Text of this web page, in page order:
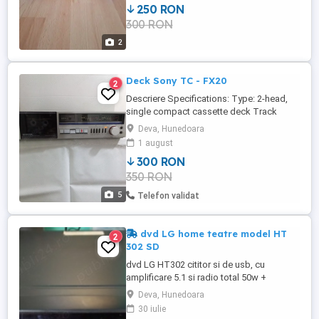
2
250 RON
300 RON
5
2 Deck Sony TC - FX20
Descriere Specifications: Type: 2-head,
single compact cassette deck Track
System: 4-track, 2-channel stereo Tape
Speed: 4.8 cm s Heads: 1 x record
playback, 1 x erase Tape Type: type I,
FeCr, CrO2, Metal Noise Reduction: B, C
Frequency Response: 20Hz to 17kHz
(Metal tape) Signal to Noise Ratio: 71dB ...
Deva, Hunedoara
1 august
300 RON
350 RON
Telefon validat
2
dvd LG home teatre model HT
302 SD
dvd LG HT302 cititor si de usb, cu
amplificare 5.1 si radio total 50w +
colectia de dvd-uri
Deva, Hunedoara
30 iulie